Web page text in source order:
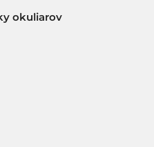
okuliarov